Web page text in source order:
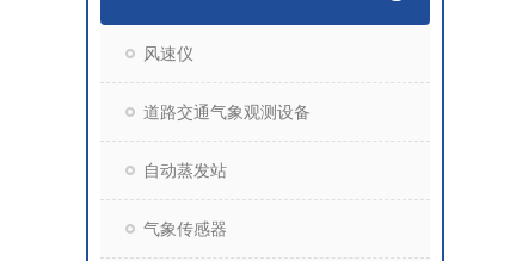
风速仪
道路交通气象观测设备
自动蒸发站
气象传感器